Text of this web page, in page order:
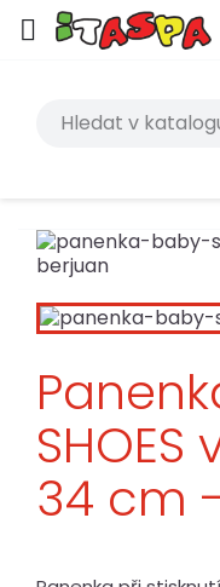

34 cm